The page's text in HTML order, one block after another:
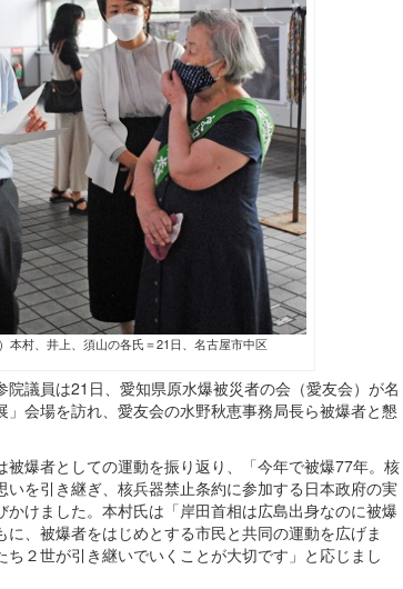
本村、井上、須山の各氏＝21日、名古屋市中区
議員は21日、愛知県原水爆被災者の会（愛友会）が名
会場を訪れ、愛友会の水野秋恵事務局長ら被爆者と懇
爆者としての運動を振り返り、「今年で被爆77年。核
を引き継ぎ、核兵器禁止条約に参加する日本政府の実
けました。本村氏は「岸田首相は広島出身なのに被爆
、被爆者をはじめとする市民と共同の運動を広げま
２世が引き継いでいくことが大切です」と応じまし